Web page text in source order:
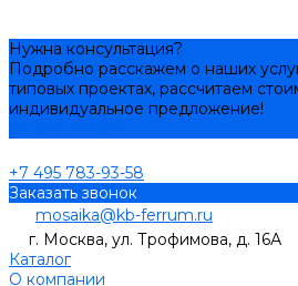
Нужна консультация?
Подробно расскажем о наших
типовых проектах, рассчитаем
индивидуальное предложение!
+7 495 783-93-58
Заказать звонок
mosaika@kb-ferrum.ru
г. Москва, ул. Трофимова, д. 16А
Каталог
О компании